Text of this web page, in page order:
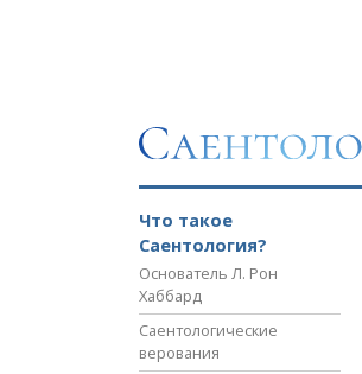
Что такое
Саентология?
Основатель Л. Рон
Хаббард
Саентологические
верования